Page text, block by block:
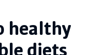
healthy